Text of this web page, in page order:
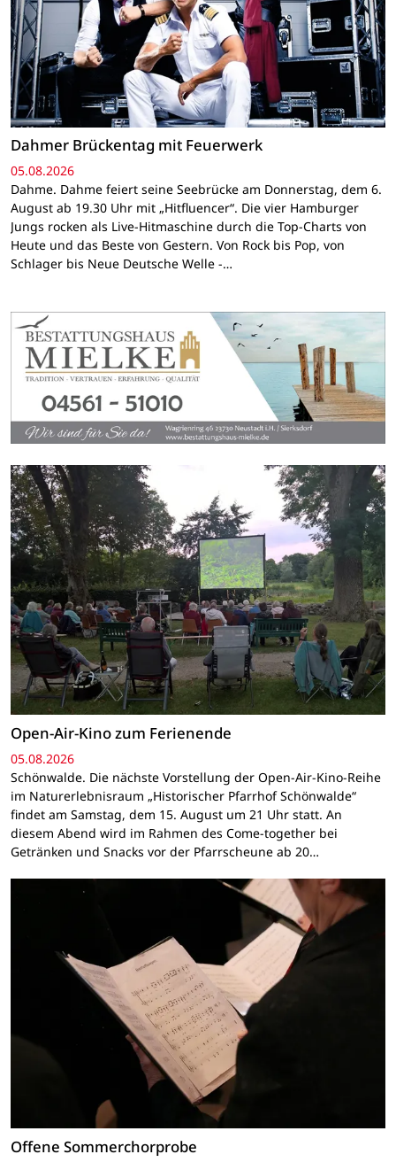
Dahmer Brückentag mit Feuerwerk
05.08.2026
Dahme. Dahme feiert seine Seebrücke am Donnerstag, dem 6.
August ab 19.30 Uhr mit „Hitfluencer“. Die vier Hamburger
Jungs rocken als Live-Hitmaschine durch die Top-Charts von
Heute und das Beste von Gestern. Von Rock bis Pop, von
Schlager bis Neue Deutsche Welle -…
Open-Air-Kino zum Ferienende
05.08.2026
Schönwalde. Die nächste Vorstellung der Open-Air-Kino-Reihe
im Naturerlebnisraum „Historischer Pfarrhof Schönwalde“
findet am Samstag, dem 15. August um 21 Uhr statt. An
diesem Abend wird im Rahmen des Come-together bei
Getränken und Snacks vor der Pfarrscheune ab 20…
Offene Sommerchorprobe